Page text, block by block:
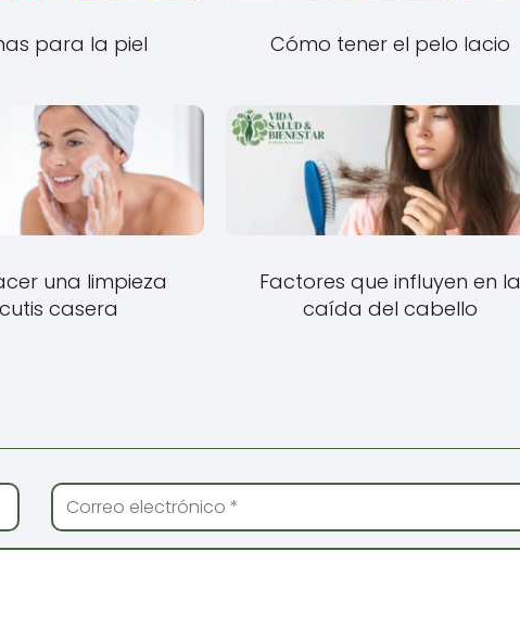
para la piel Cómo tener el pelo lacio
una limpieza
casera
Factores que influyen en la
caída del cabello